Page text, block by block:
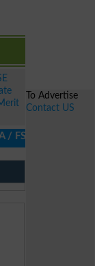
/ Inter, 5th /
To Advertise
Contact US